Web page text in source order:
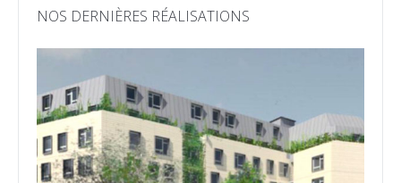
NOS DERNIÈRES RÉALISATIONS